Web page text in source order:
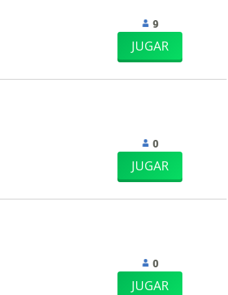
9
JUGAR
0
JUGAR
0
JUGAR